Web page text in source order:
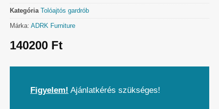
Kategória Tolóajtós gardrób
Márka: ADRK Furniture
140200 Ft
Figyelem! Ajánlatkérés szükséges!